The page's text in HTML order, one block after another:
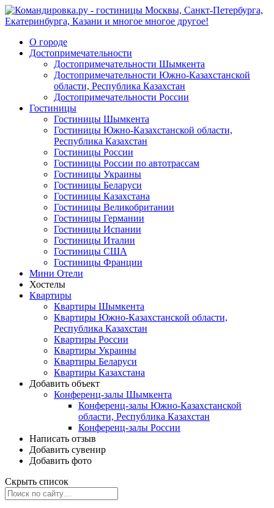
О городе
Достопримечательности
Достопримечательности Шымкента
Достопримечательности Южно-Казахстанской
области, Республика Казахстан
Достопримечательности России
Гостиницы
Гостиницы Шымкента
Гостиницы Южно-Казахстанской области,
Республика Казахстан
Гостиницы России
Гостиницы России по автотрассам
Гостиницы Украины
Гостиницы Беларуси
Гостиницы Казахстана
Гостиницы Великобритании
Гостиницы Германии
Гостиницы Испании
Гостиницы Италии
Гостиницы США
Гостиницы Франции
Мини Отели
Хостелы
Квартиры
Квартиры Шымкента
Квартиры Южно-Казахстанской области,
Республика Казахстан
Квартиры России
Квартиры Украины
Квартиры Беларуси
Квартиры Казахстана
Добавить объект
Конференц-залы Шымкента
Конференц-залы Южно-Казахстанской
области, Республика Казахстан
Конференц-залы России
Написать отзыв
Добавить сувенир
Добавить фото
Скрыть список